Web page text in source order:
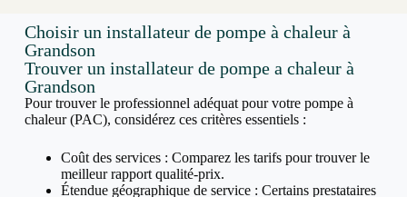
Choisir un installateur de pompe à chaleur à
Grandson
Trouver un installateur de pompe a chaleur à
Grandson
Pour trouver le professionnel adéquat pour votre pompe à
chaleur (PAC), considérez ces critères essentiels :
Coût des services : Comparez les tarifs pour trouver le
meilleur rapport qualité-prix.
Étendue géographique de service : Certains prestataires